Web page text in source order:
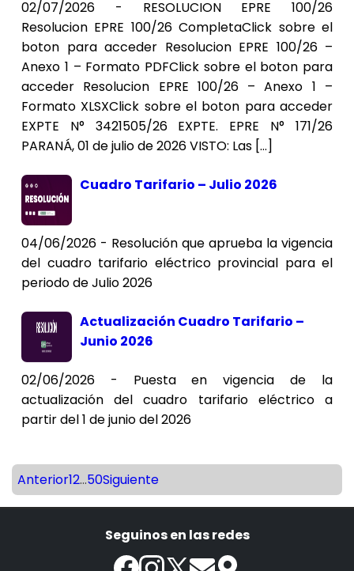
02/07/2026 - RESOLUCION EPRE 100/26
Resolucion EPRE 100/26 CompletaClick sobre el
boton para acceder Resolucion EPRE 100/26 –
Anexo 1 – Formato PDFClick sobre el boton para
acceder Resolucion EPRE 100/26 – Anexo 1 –
Formato XLSXClick sobre el boton para acceder
EXPTE N° 3421505/26 EXPTE. EPRE N° 171/26
PARANÁ, 01 de julio de 2026 VISTO: Las […]
Cuadro Tarifario – Julio 2026
04/06/2026 - Resolución que aprueba la vigencia
del cuadro tarifario eléctrico provincial para el
periodo de Julio 2026
Actualización Cuadro Tarifario –
Junio 2026
02/06/2026 - Puesta en vigencia de la
actualización del cuadro tarifario eléctrico a
partir del 1 de junio del 2026
Anterior12...50Siguiente
Seguinos en las redes